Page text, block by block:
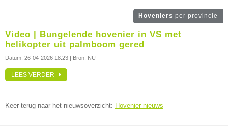
Hoveniers per provincie
Video | Bungelende hovenier in VS met
helikopter uit palmboom gered
Datum: 26-04-2026 18:23 | Bron: NU
LEES VERDER
Keer terug naar het nieuwsoverzicht: Hovenier nieuws